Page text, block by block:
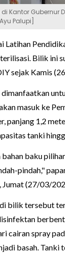
Kantor Gubernur
Palupi]
Latihan
Bilik ini
sejak Kamis
dimanfaatkan
masuk ke
panjang 1,2
tanki
baku
pindah,"
Jumat (27/03/
bilik tersebut
cairan spray
basah. Tanki